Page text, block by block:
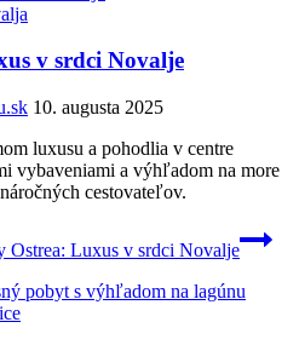
v srdci Novalje
10. augusta 2025
luxusu a pohodlia v centre
vybaveniami a výhľadom na more
cestovateľov.
Ostrea: Luxus v srdci Novalje